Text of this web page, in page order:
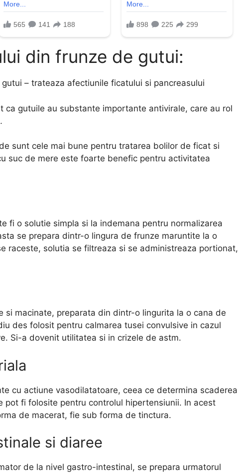
din frunze de gutui:
– trateaza afectiunile ficatului si pancreasului
ca gutuile au substante importante antivirale, care au rol
sunt cele mai bune pentru tratarea bolilor de ficat si
suc de mere este foarte benefic pentru activitatea
fi o solutie simpla si la indemana pentru normalizarea
se prepara dintr-o lingura de frunze maruntite la o
raceste, solutia se filtreaza si se administreaza portionat,
si macinate, preparata din dintr-o lingurita la o cana de
des folosit pentru calmarea tusei convulsive in cazul
Si-a dovenit utilitatea si in crizele de astm.
cu actiune vasodilatatoare, ceea ce determina scaderea
pot fi folosite pentru controlul hipertensiunii. In acest
de macerat, fie sub forma de tinctura.
si diaree
de la nivel gastro-intestinal, se prepara urmatorul